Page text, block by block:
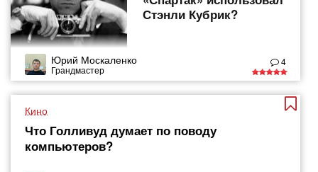
Стэнли Кубрик?
Юрий Москаленко
Грандмастер
4
Кино
Что Голливуд думает по поводу
компьютеров?